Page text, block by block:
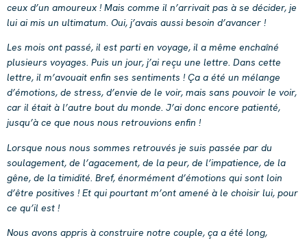
ceux d’un amoureux ! Mais comme il n’arrivait pas à se décider, je
lui ai mis un ultimatum. Oui, j’avais aussi besoin d’avancer !
Les mois ont passé, il est parti en voyage, il a même enchaîné
plusieurs voyages. Puis un jour, j’ai reçu une lettre. Dans cette
lettre, il m’avouait enfin ses sentiments ! Ça a été un mélange
d’émotions, de stress, d’envie de le voir, mais sans pouvoir le voir,
car il était à l’autre bout du monde. J’ai donc encore patienté,
jusqu’à ce que nous nous retrouvions enfin !
Lorsque nous nous sommes retrouvés je suis passée par du
soulagement, de l’agacement, de la peur, de l’impatience, de la
gêne, de la timidité. Bref, énormément d’émotions qui sont loin
d’être positives ! Et qui pourtant m’ont amené à le choisir lui, pour
ce qu’il est !
Nous avons appris à construire notre couple, ça a été long,